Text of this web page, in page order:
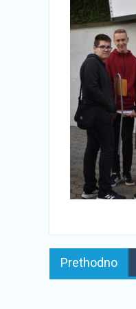
Navigacija
objava
Prethodno